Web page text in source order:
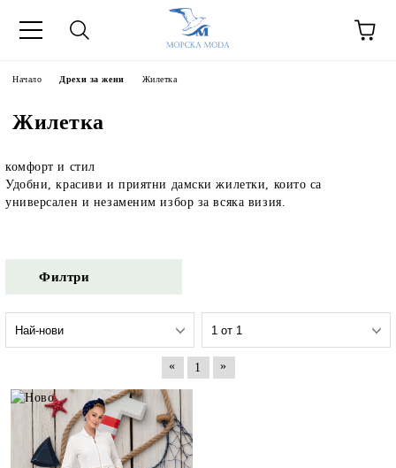
Начало Дрехи за жени Жилетка
Жилетка
комфорт и стил
Удобни, красиви и приятни дамски жилетки, които са
универсален и незаменим избор за всяка визия.
Филтри
« 1 »